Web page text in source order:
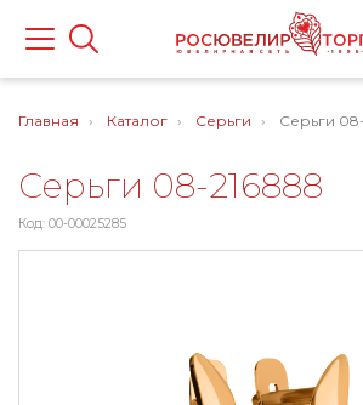
Главная Каталог Серьги Серьги
Серьги 08-216888
Код: 00-00025285